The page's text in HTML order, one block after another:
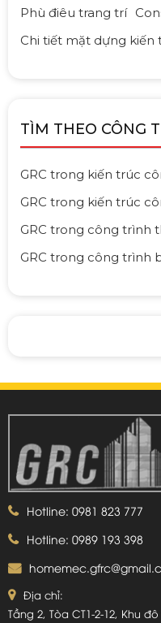
Phù điêu trang trí
Chi tiết mặt dựng kiến
TÌM THEO CÔNG
GRC trong kiến trúc
GRC trong kiến trúc
GRC trong công trình
GRC trong công trình
Hotline: 0981 823 777
Hotline: 0989 193 398
Địa chỉ:
Tầng 2, Tòa CT1-2-12, Khu